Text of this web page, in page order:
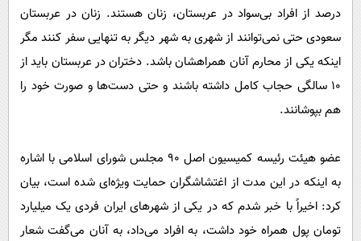
درصد از افراد بی‌سواد در عربستان، زنان هستند. زنان در عربستان
سعودی حتی نمی‌توانند از شهری به شهر دیگر به تنهایی سفر کنند مگر
اینکه یکی از محارم آنان همراهشان باشد. دختران در عربستان باید از
۱۰ سالگی حجاب کامل داشته باشند و حتی دست‌ها و صورت خود را
هم بپوشانند.
عضو هیئت رئیسه کمیسیون اصل ۹۰ مجلس شورای اسلامی با اشاره
به اینکه در این مدت از اغتشاشگران حمایت ویژه‌ای شده است، بیان
کرد: اخیراً با خبر شدم که در یکی از شهرهای ایران فردی یک میلیارد
تومان پول همراه خود داشت، به افراد می‌داد، به آنان می‌گفت شعار